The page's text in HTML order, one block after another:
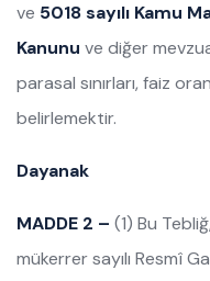
ve 5018 sayılı Kamu
Kanunu ve diğer
parasal sınırları, faiz
belirlemektir.
Dayanak
MADDE 2 – (1) Bu
mükerrer sayılı Resmî